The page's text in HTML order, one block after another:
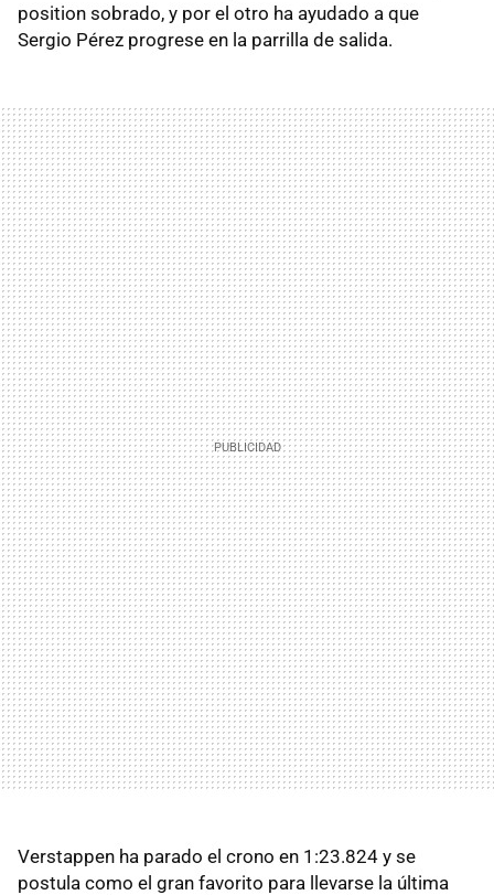
position sobrado, y por el otro ha ayudado a que
Sergio Pérez progrese en la parrilla de salida.
Verstappen ha parado el crono en 1:23.824 y se
postula como el gran favorito para llevarse la última